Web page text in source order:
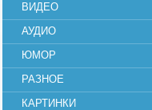
ВИДЕО
АУДИО
ЮМОР
РАЗНОЕ
КАРТИНКИ